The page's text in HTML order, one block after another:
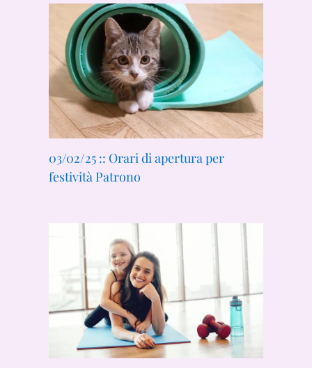
03/02/25 :: Orari di apertura per
festività Patrono